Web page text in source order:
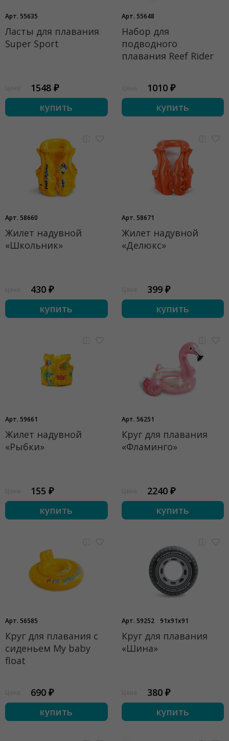
Арт. 55635
Ласты для плавания
Super Sport
1548 ₽
купить
Арт. 55648
Набор для
подводного
плавания Reef Rider
1010 ₽
купить
Арт. 58660
Жилет надувной
«Школьник»
430 ₽
купить
Арт. 58671
Жилет надувной
«Делюкс»
399 ₽
купить
Арт. 59661
Жилет надувной
«Рыбки»
155 ₽
купить
Арт. 56251
Круг для плавания
«Фламинго»
2240 ₽
купить
Арт. 56585
Круг для плавания с
сиденьем My baby
float
690 ₽
купить
Арт. 59252 91x91x91
Круг для плавания
«Шина»
380 ₽
купить